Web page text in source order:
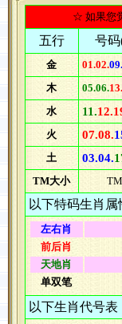
☆ 如果您
五行 号
金 01.02.
木 05.06.13.
水
11.
火
07.08.
土
03.04.
TM大小
以下特码生肖属
左右肖
前后肖
天地肖
单双笔
以下生肖代号表